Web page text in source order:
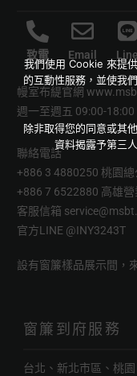
致電 Email Line
幔室布緹官網
週一至週五 09:00-
聯絡電話
+886 3 4880250 桃園
+886 7 6522880 高雄營
客服信箱
官方LINE @INY3243T
設有窗簾樣品展示間，
窗簾到府服務
台北、新北市區、桃
我們使用 Cookie 來提
的互動性服務，並使我
除非取得您的同意或其
資料揭露予第三